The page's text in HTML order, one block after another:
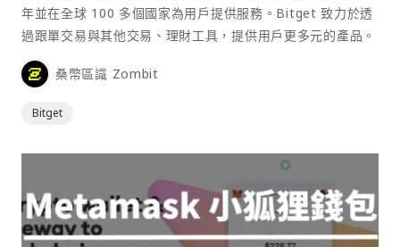
年並在全球 100 多個國家為用戶提供服務。Bitget 致力於透
過跟單交易與其他交易、理財工具，提供用戶更多元的產品。
桑幣區識 Zombit
Bitget